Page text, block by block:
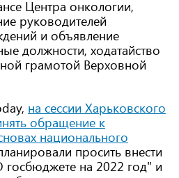
Центра онкологии,
руководителей
и объявление
должности, ходатайство
грамотой Верховной
на сессии Харьковского
обращение к
национального
просить внести
госбюджете на 2022 год" и